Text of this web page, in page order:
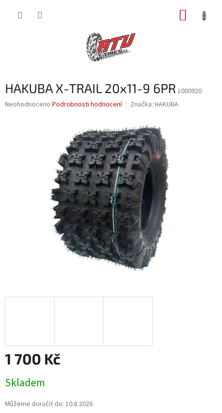
HAKUBA X-TRAIL 20x11-9 6PR 1000920
Průměrné
Neohodnoceno Podrobnosti hodnocení Značka: HAKUBA
1 700 Kč
cena:
Skladem
Můžeme doručit do: 10.8.2026